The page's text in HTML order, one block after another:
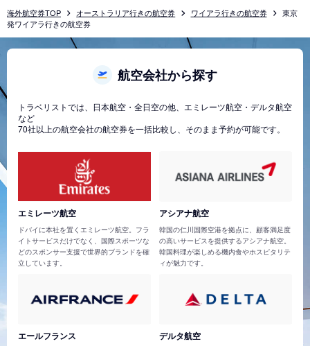
海外航空券TOP オーストラリア行きの航空券 ワイアラ行きの航空券
東京
発ワイアラ行きの航空券
航空会社から探す
トラベリストでは、日本航空・全日空の他、エミレーツ航空・デルタ航空
など
70社以上の航空会社の航空券を一括比較し、そのまま予約が可能です。
エミレーツ航空
ドバイに本社を置くエミレーツ航空。フラ
イトサービスだけでなく、国際スポーツな
どのスポンサー支援で世界的ブランドを確
立しています。
アシアナ航空
韓国の仁川国際空港を拠点に、顧客満足度
の高いサービスを提供するアシアナ航空。
韓国料理が楽しめる機内食やホスピタリテ
ィが魅力です。
エールフランス デルタ航空